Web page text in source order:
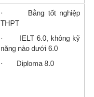
· Bằng tốt nghiệp
THPT
· IELT 6.0, không kỹ
năng nào dưới 6.0
· Diploma 8.0